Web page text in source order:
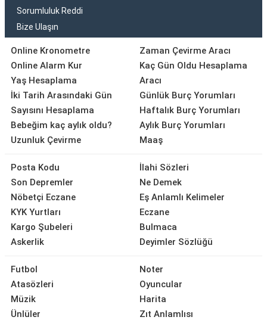
Sorumluluk Reddi
Bize Ulaşın
Online Kronometre
Online Alarm Kur
Yaş Hesaplama
İki Tarih Arasındaki Gün
Sayısını Hesaplama
Bebeğim kaç aylık oldu?
Uzunluk Çevirme
Zaman Çevirme Aracı
Kaç Gün Oldu Hesaplama
Aracı
Günlük Burç Yorumları
Haftalık Burç Yorumları
Aylık Burç Yorumları
Maaş
Posta Kodu
Son Depremler
Nöbetçi Eczane
KYK Yurtları
Kargo Şubeleri
Askerlik
İlahi Sözleri
Ne Demek
Eş Anlamlı Kelimeler
Eczane
Bulmaca
Deyimler Sözlüğü
Futbol
Atasözleri
Müzik
Ünlüler
Noter
Oyuncular
Harita
Zıt Anlamlısı